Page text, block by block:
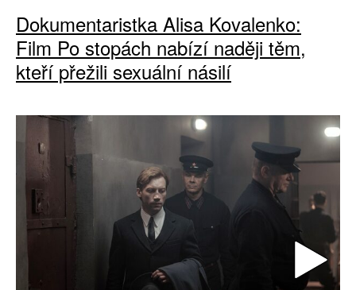
Dokumentaristka Alisa Kovalenko:
Film Po stopách nabízí naději těm,
kteří přežili sexuální násilí